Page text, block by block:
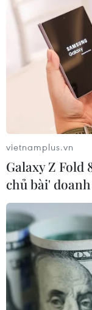
vietnamplus.vn
Galaxy Z Fold
chủ bài'